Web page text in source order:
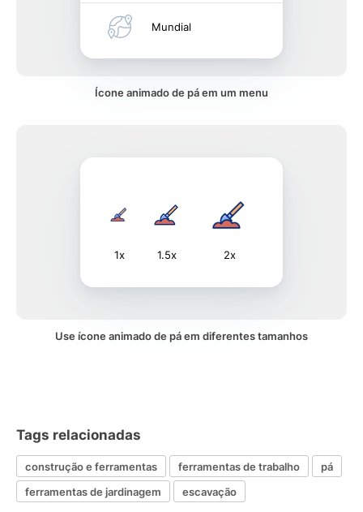
Mundial
Ícone animado de pá em um menu
1x 1.5x 2x
Use ícone animado de pá em diferentes tamanhos
Tags relacionadas
construção e ferramentas ferramentas de trabalho
pá
ferramentas de jardinagem
escavação